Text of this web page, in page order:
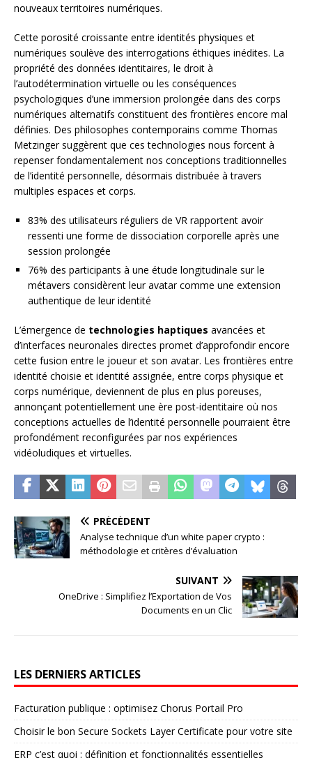
nouveaux territoires numériques.
Cette porosité croissante entre identités physiques et
numériques soulève des interrogations éthiques inédites. La
propriété des données identitaires, le droit à
l’autodétermination virtuelle ou les conséquences
psychologiques d’une immersion prolongée dans des corps
numériques alternatifs constituent des frontières encore mal
définies. Des philosophes contemporains comme Thomas
Metzinger suggèrent que ces technologies nous forcent à
repenser fondamentalement nos conceptions traditionnelles
de l’identité personnelle, désormais distribuée à travers
multiples espaces et corps.
83% des utilisateurs réguliers de VR rapportent avoir
ressenti une forme de dissociation corporelle après une
session prolongée
76% des participants à une étude longitudinale sur le
métavers considèrent leur avatar comme une extension
authentique de leur identité
L’émergence de technologies haptiques avancées et
d’interfaces neuronales directes promet d’approfondir encore
cette fusion entre le joueur et son avatar. Les frontières entre
identité choisie et identité assignée, entre corps physique et
corps numérique, deviennent de plus en plus poreuses,
annonçant potentiellement une ère post-identitaire où nos
conceptions actuelles de l’identité personnelle pourraient être
profondément reconfigurées par nos expériences
vidéoludiques et virtuelles.
PRÉCÉDENT
Analyse technique d’un white paper crypto :
méthodologie et critères d’évaluation
SUIVANT
OneDrive : Simplifiez l’Exportation de Vos
Documents en un Clic
LES DERNIERS ARTICLES
Facturation publique : optimisez Chorus Portail Pro
Choisir le bon Secure Sockets Layer Certificate pour votre site
ERP c’est quoi : définition et fonctionnalités essentielles